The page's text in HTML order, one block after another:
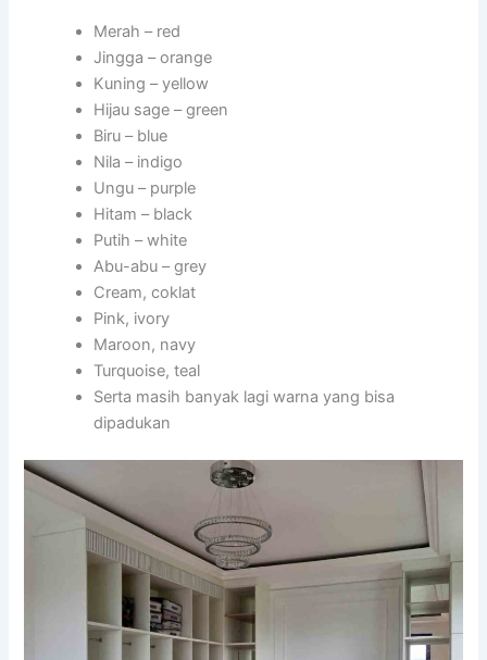
Merah – red
Jingga – orange
Kuning – yellow
Hijau sage – green
Biru – blue
Nila – indigo
Ungu – purple
Hitam – black
Putih – white
Abu-abu – grey
Cream, coklat
Pink, ivory
Maroon, navy
Turquoise, teal
Serta masih banyak lagi warna yang bisa
dipadukan